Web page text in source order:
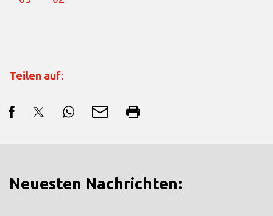
Teilen auf:
Neuesten Nachrichten: